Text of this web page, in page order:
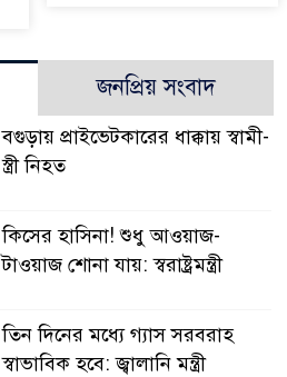
জনপ্রিয় সংবাদ
বগুড়ায় প্রাইভেটকারের ধাক্কায় স্বামী-
স্ত্রী নিহত
কিসের হাসিনা! শুধু আওয়াজ-
টাওয়াজ শোনা যায়: স্বরাষ্ট্রমন্ত্রী
তিন দিনের মধ্যে গ্যাস সরবরাহ
স্বাভাবিক হবে: জ্বালানি মন্ত্রী